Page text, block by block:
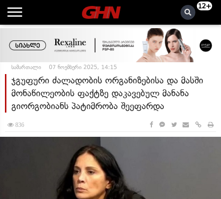
12+
სამართალი 07 ნოემბერი 2025, 14:15
ჯგუფური ძალადობის ორგანიზებისა და მასში
მონაწილეობის ფაქტზე დაკავებულ მანანა
გიორგობიანს პატიმრობა შეეფარდა
836